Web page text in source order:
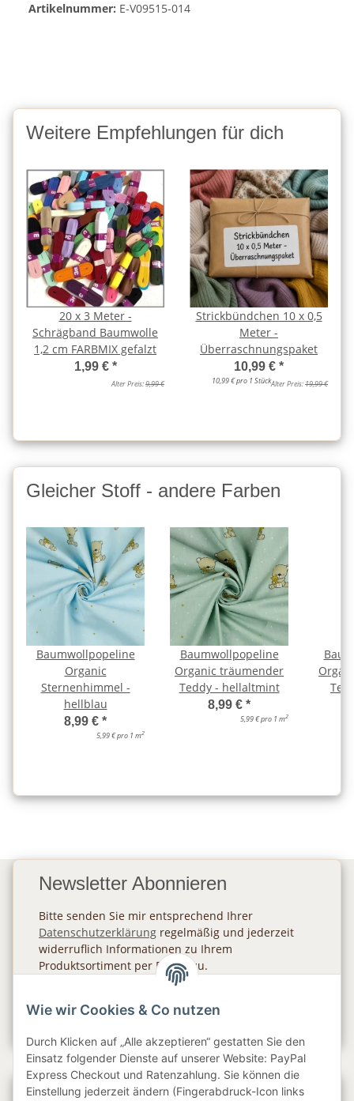
Artikelnummer: E-V09515-014
Weitere Empfehlungen für dich
20 x 3 Meter -
Schrägband Baumwolle
1,2 cm FARBMIX gefalzt
1,99 € *
Alter Preis:9,99 €
Strickbündchen 10 x 0,5
Meter -
Überraschnungspaket
10,99 € *
10,99 € pro 1 StückAlter Preis:19,99 €
Gleicher Stoff - andere Farben
Baumwollpopeline
Organic
Sternenhimmel -
hellblau
8,99 € *
5,99 € pro 1 m2
Baumwollpopeline
Organic träumender
Teddy - hellaltmint
8,99 € *
5,99 € pro 1 m2
Newsletter Abonnieren
Bitte senden Sie mir entsprechend Ihrer
Datenschutzerklärung regelmäßig und jederzeit
widerruflich Informationen zu Ihrem
Produktsortiment per E-Mail zu.
Gesetzliche Informationen
Wie wir Cookies & Co nutzen
Durch Klicken auf „Alle akzeptieren“ gestatten Sie den
Einsatz folgender Dienste auf unserer Website: PayPal
Express Checkout und Ratenzahlung. Sie können die
Einstellung jederzeit ändern (Fingerabdruck-Icon links